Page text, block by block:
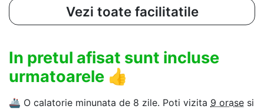
Vezi toate facilitatile
In pretul afisat sunt incluse
urmatoarele 👍
🚢 O calatorie minunata de 8 zile. Poti vizita 9 orase si